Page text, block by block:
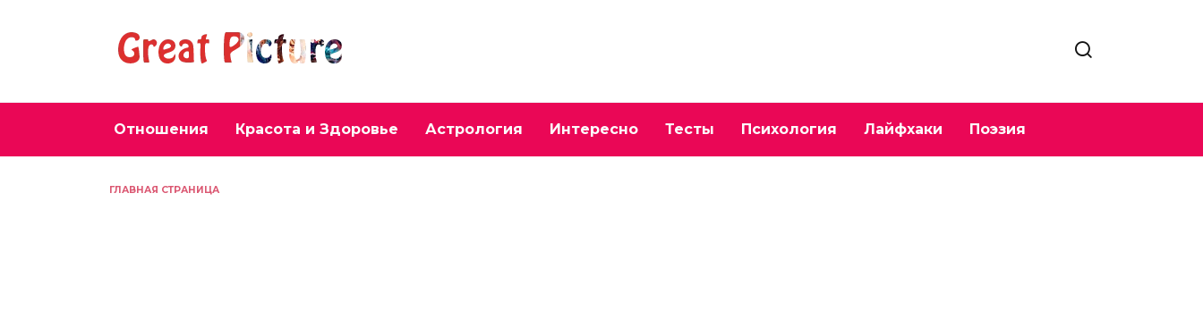
Отношения Красота и Здоровье Астрология Интересно Тесты Психология Лайфхаки Поэзия
ГЛАВНАЯ СТРАНИЦА